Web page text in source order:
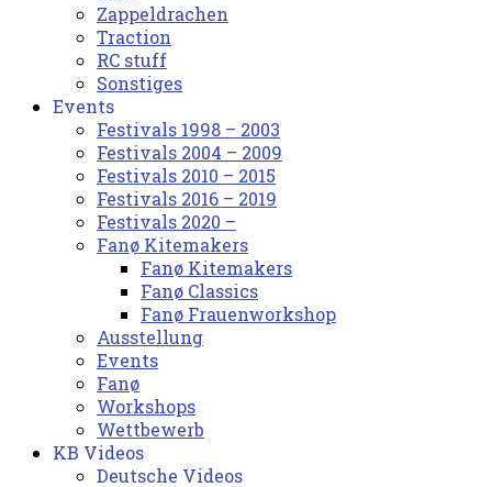
Zappeldrachen
Traction
RC stuff
Sonstiges
Events
Festivals 1998 – 2003
Festivals 2004 – 2009
Festivals 2010 – 2015
Festivals 2016 – 2019
Festivals 2020 –
Fanø Kitemakers
Fanø Kitemakers
Fanø Classics
Fanø Frauenworkshop
Ausstellung
Events
Fanø
Workshops
Wettbewerb
KB Videos
Deutsche Videos